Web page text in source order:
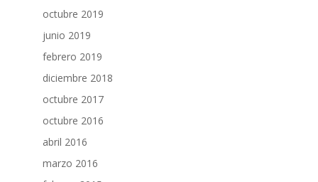
octubre 2019
junio 2019
febrero 2019
diciembre 2018
octubre 2017
octubre 2016
abril 2016
marzo 2016